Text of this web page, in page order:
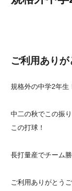
ご利用ありが
規格外の中学2年生
中二の秋でこの振り
この打球！
長打量産でチーム
ご利用ありがとう